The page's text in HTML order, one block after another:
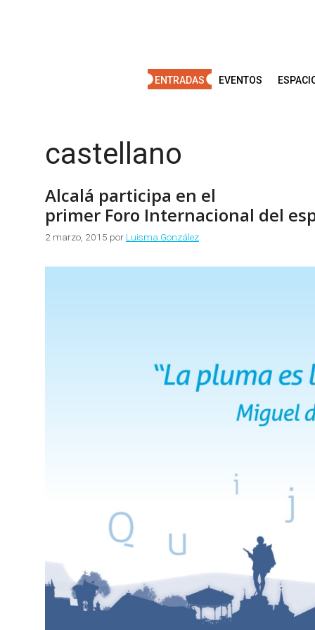
ENTRADAS EVENTOS
castellano
Alcalá participa en el
primer Foro Internacional del
2 marzo, 2015 por Luisma González